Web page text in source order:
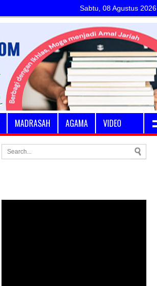
Sabtu, 08 Agustus 2026
MADRASAH AGAMA VIDEO